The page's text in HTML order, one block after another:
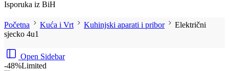
Isporuka iz BiH
Početna Kuća i Vrt Kuhinjski aparati i pribor
Električni
sjecko 4u1
Open Sidebar
-48%Limited